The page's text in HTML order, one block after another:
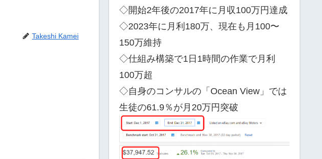
Takeshi Kamei
◇開始2年後の2017年に月収100万円達成
◇2023年に月利180万、現在も月100〜
150万維持
◇仕組み構築で1日1時間の作業で月利
100万超
◇自身のコンサルの「Ocean View」では
生徒の61.9％が月20万円突破